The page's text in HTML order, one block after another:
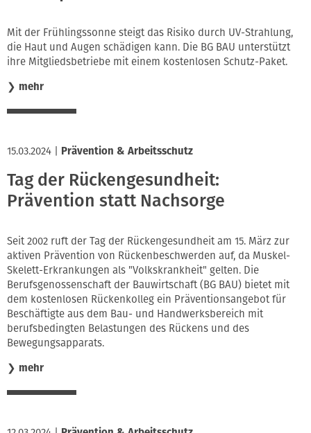
Mit der Frühlingssonne steigt das Risiko durch UV-Strahlung,
die Haut und Augen schädigen kann. Die BG BAU unterstützt
ihre Mitgliedsbetriebe mit einem kostenlosen Schutz-Paket.
❯ mehr
15.03.2024 Prävention & Arbeitsschutz
Tag der Rückengesundheit:
Prävention statt Nachsorge
Seit 2002 ruft der Tag der Rückengesundheit am 15. März zur
aktiven Prävention von Rückenbeschwerden auf, da Muskel-
Skelett-Erkrankungen als "Volkskrankheit" gelten. Die
Berufsgenossenschaft der Bauwirtschaft (BG BAU) bietet mit
dem kostenlosen Rückenkolleg ein Präventionsangebot für
Beschäftigte aus dem Bau- und Handwerksbereich mit
berufsbedingten Belastungen des Rückens und des
Bewegungsapparats.
❯ mehr